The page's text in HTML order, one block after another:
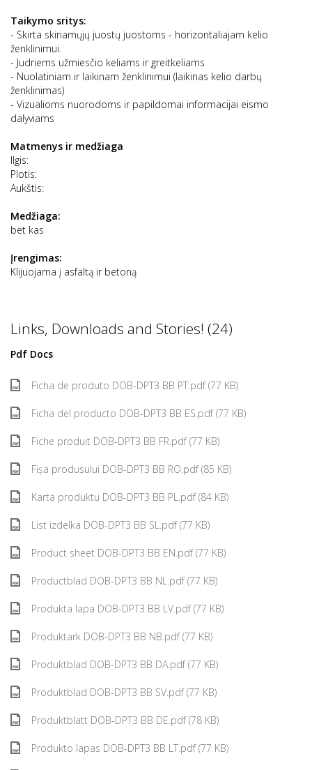
Taikymo sritys:
- Skirta skiriamųjų juostų juostoms - horizontaliajam kelio
ženklinimui.
- Judriems užmiesčio keliams ir greitkeliams
- Nuolatiniam ir laikinam ženklinimui (laikinas kelio darbų
ženklinimas)
- Vizualioms nuorodoms ir papildomai informacijai eismo
dalyviams
Matmenys ir medžiaga
Ilgis:
Plotis:
Aukštis:
Medžiaga:
bet kas
Įrengimas:
Klijuojama į asfaltą ir betoną
Links, Downloads and Stories! (24)
Pdf Docs
Ficha de produto DOB-DPT3 BB PT.pdf (77 KB)
Ficha del producto DOB-DPT3 BB ES.pdf (77 KB)
Fiche produit DOB-DPT3 BB FR.pdf (77 KB)
Fișa produsului DOB-DPT3 BB RO.pdf (85 KB)
Karta produktu DOB-DPT3 BB PL.pdf (84 KB)
List izdelka DOB-DPT3 BB SL.pdf (77 KB)
Product sheet DOB-DPT3 BB EN.pdf (77 KB)
Productblad DOB-DPT3 BB NL.pdf (77 KB)
Produkta lapa DOB-DPT3 BB LV.pdf (77 KB)
Produktark DOB-DPT3 BB NB.pdf (77 KB)
Produktblad DOB-DPT3 BB DA.pdf (77 KB)
Produktblad DOB-DPT3 BB SV.pdf (77 KB)
Produktblatt DOB-DPT3 BB DE.pdf (78 KB)
Produkto lapas DOB-DPT3 BB LT.pdf (77 KB)